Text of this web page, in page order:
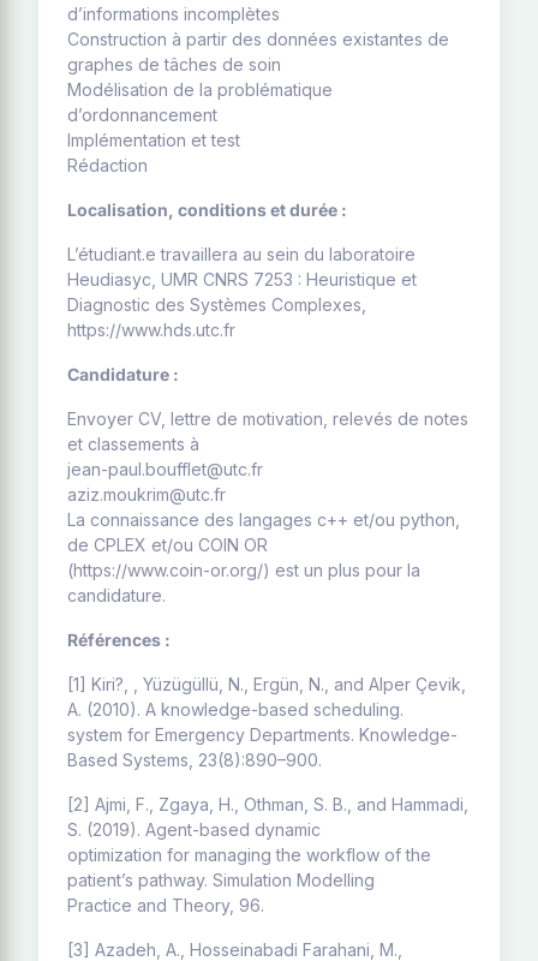
d’informations incomplètes
Construction à partir des données existantes de
graphes de tâches de soin
Modélisation de la problématique
d’ordonnancement
Implémentation et test
Rédaction
Localisation, conditions et durée :
L’étudiant.e travaillera au sein du laboratoire
Heudiasyc, UMR CNRS 7253 : Heuristique et
Diagnostic des Systèmes Complexes,
https://www.hds.utc.fr
Candidature :
Envoyer CV, lettre de motivation, relevés de notes
et classements à
jean-paul.boufflet@utc.fr
aziz.moukrim@utc.fr
La connaissance des langages c++ et/ou python,
de CPLEX et/ou COIN OR
(https://www.coin-or.org/) est un plus pour la
candidature.
Références :
[1] Kiri?, , Yüzügüllü, N., Ergün, N., and Alper Çevik,
A. (2010). A knowledge-based scheduling.
system for Emergency Departments. Knowledge-
Based Systems, 23(8):890–900.
[2] Ajmi, F., Zgaya, H., Othman, S. B., and Hammadi,
S. (2019). Agent-based dynamic
optimization for managing the workflow of the
patient’s pathway. Simulation Modelling
Practice and Theory, 96.
[3] Azadeh, A., Hosseinabadi Farahani, M.,